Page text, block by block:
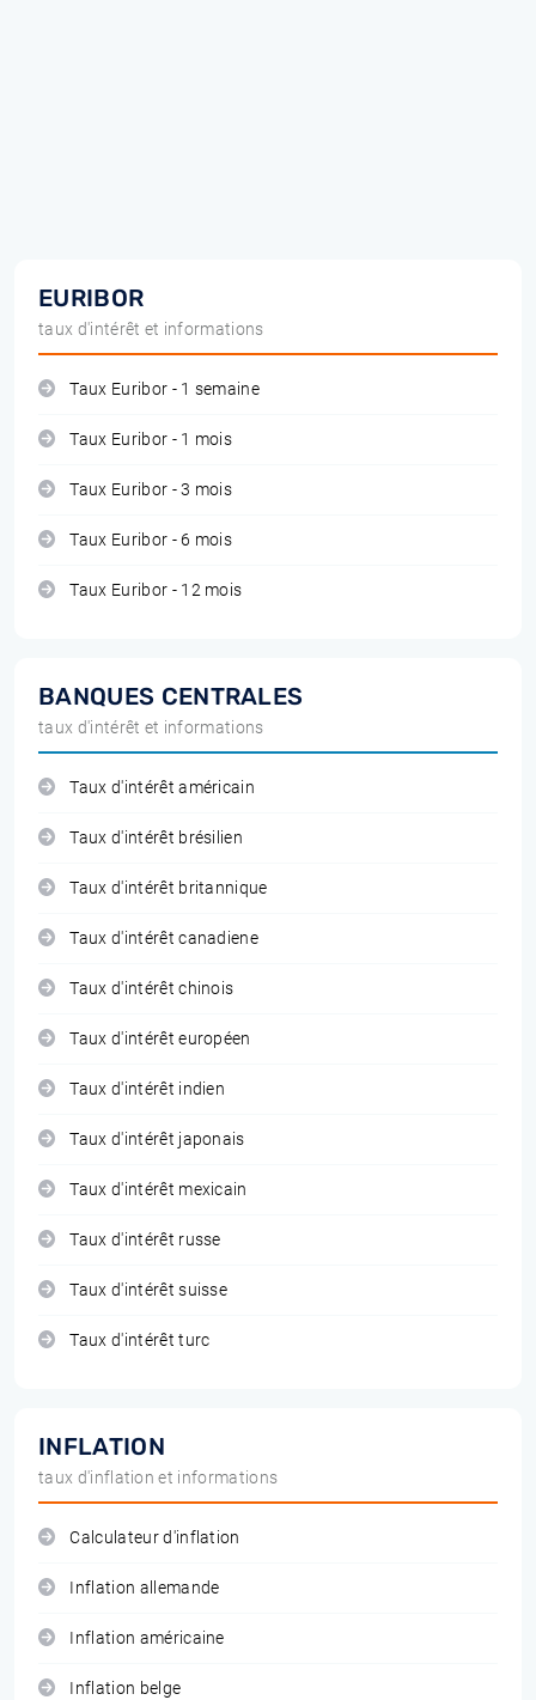
EURIBOR
taux d'intérêt et informations
Taux Euribor - 1 semaine
Taux Euribor - 1 mois
Taux Euribor - 3 mois
Taux Euribor - 6 mois
Taux Euribor - 12 mois
BANQUES CENTRALES
taux d'intérêt et informations
Taux d'intérêt américain
Taux d'intérêt brésilien
Taux d'intérêt britannique
Taux d'intérêt canadiene
Taux d'intérêt chinois
Taux d'intérêt européen
Taux d'intérêt indien
Taux d'intérêt japonais
Taux d'intérêt mexicain
Taux d'intérêt russe
Taux d'intérêt suisse
Taux d'intérêt turc
INFLATION
taux d'inflation et informations
Calculateur d'inflation
Inflation allemande
Inflation américaine
Inflation belge